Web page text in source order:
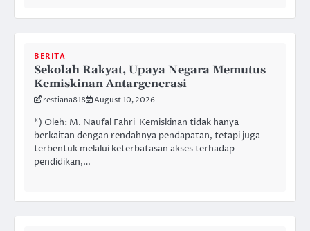
BERITA
Sekolah Rakyat, Upaya Negara Memutus
Kemiskinan Antargenerasi
restiana818 August 10, 2026
*) Oleh: M. Naufal Fahri Kemiskinan tidak hanya
berkaitan dengan rendahnya pendapatan, tetapi juga
terbentuk melalui keterbatasan akses terhadap
pendidikan,…